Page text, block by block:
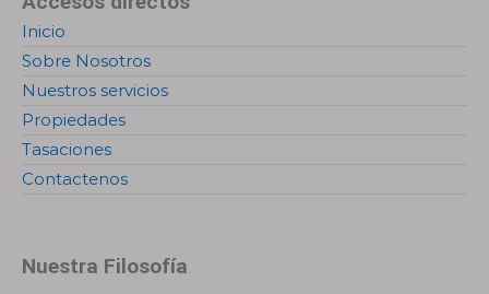
Inicio
Sobre Nosotros
Nuestros servicios
Propiedades
Tasaciones
Contactenos
Nuestra Filosofía